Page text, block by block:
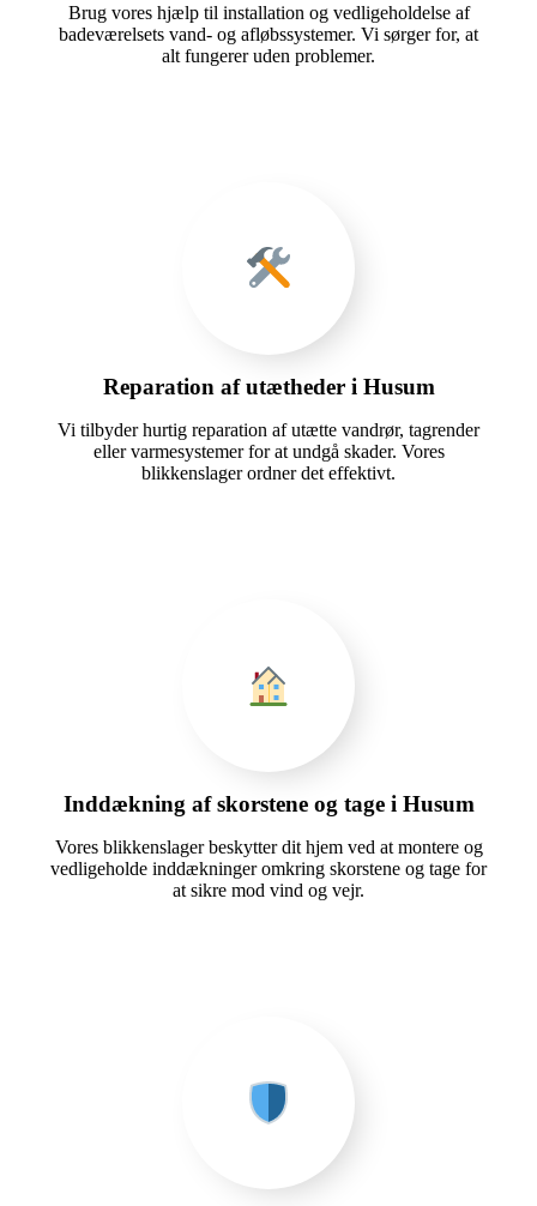
Brug vores hjælp til installation og vedligeholdelse af
badeværelsets vand- og afløbssystemer. Vi sørger for, at
alt fungerer uden problemer.
Reparation af utætheder i Husum
Vi tilbyder hurtig reparation af utætte vandrør, tagrender
eller varmesystemer for at undgå skader. Vores
blikkenslager ordner det effektivt.
Inddækning af skorstene og tage i Husum
Vores blikkenslager beskytter dit hjem ved at montere og
vedligeholde inddækninger omkring skorstene og tage for
at sikre mod vind og vejr.